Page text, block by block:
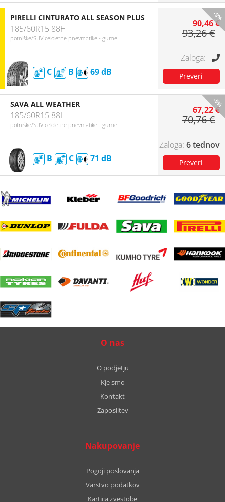
-3%
PIRELLI CINTURATO ALL SEASON PLUS
185/60R15 88H
potniške/SUV celoletne pnevmatike - gume
C B 69
90,46 €
93,26 €
-5%
SAVA ALL WEATHER
185/60R15 88H
potniške/SUV celoletne pnevmatike - gume
B C 71
67,22 €
70,76 €
6 tednov
O nas
O podjetju
Kje smo
Kontakt
Zaposlitev
Nakupovanje
Pogoji poslovanja
Varstvo podatkov
Kartica zvestobe